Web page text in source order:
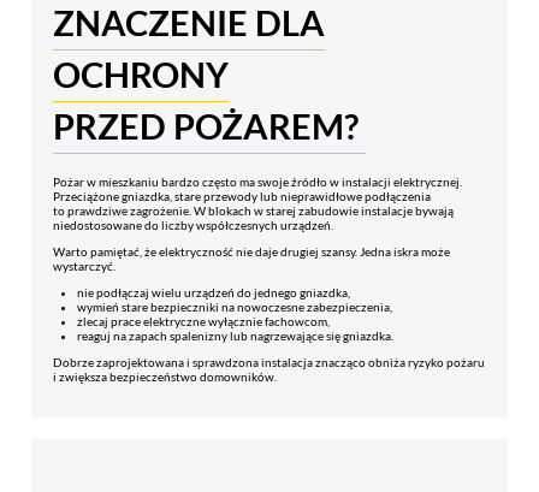
ZNACZENIE DLA
OCHRONY
PRZED POŻAREM?
Pożar w mieszkaniu bardzo często ma swoje źródło w instalacji elektrycznej.
Przeciążone gniazdka, stare przewody lub nieprawidłowe podłączenia
to prawdziwe zagrożenie. W blokach w starej zabudowie instalacje bywają
niedostosowane do liczby współczesnych urządzeń.
Warto pamiętać, że elektryczność nie daje drugiej szansy. Jedna iskra może
wystarczyć.
nie podłączaj wielu urządzeń do jednego gniazdka,
wymień stare bezpieczniki na nowoczesne zabezpieczenia,
zlecaj prace elektryczne wyłącznie fachowcom,
reaguj na zapach spalenizny lub nagrzewające się gniazdka.
Dobrze zaprojektowana i sprawdzona instalacja znacząco obniża ryzyko pożaru
i zwiększa bezpieczeństwo domowników.